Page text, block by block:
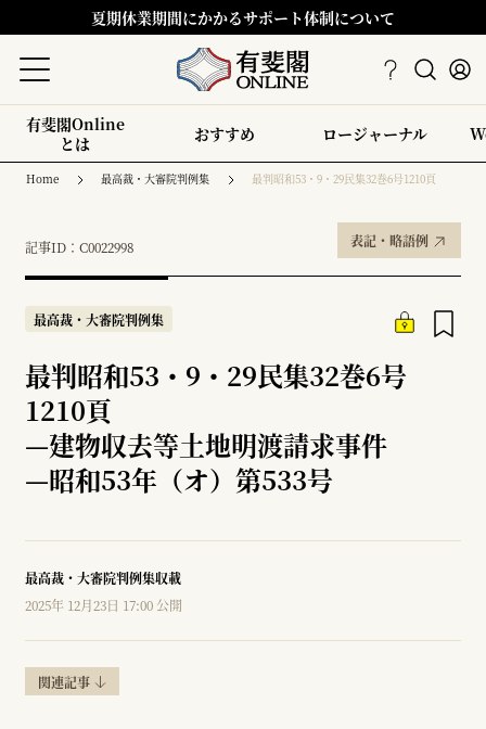
夏期休業期間にかかるサポート体制について
有斐閣Online
とは
おすすめ ロージャーナル
Home 最高裁・大審院判例集 最判昭和53・9・29民集32巻6号1210頁
記事ID：C0022998 表記・略語例
最高裁・大審院判例集
最判昭和53・9・29民集32巻6号
1210頁
—建物収去等土地明渡請求事件
—昭和53年（オ）第533号
最高裁・大審院判例集収載
2025年 12月23日 17:00 公開
関連記事